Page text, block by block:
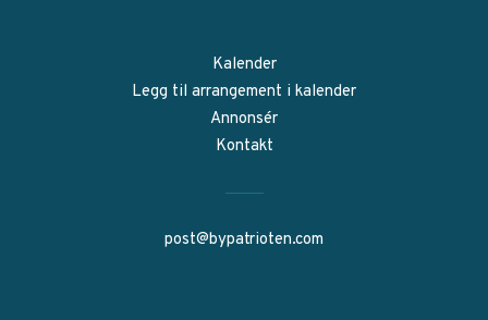
Kalender
Legg til arrangement i kalender
Annonsér
Kontakt
post@bypatrioten.com